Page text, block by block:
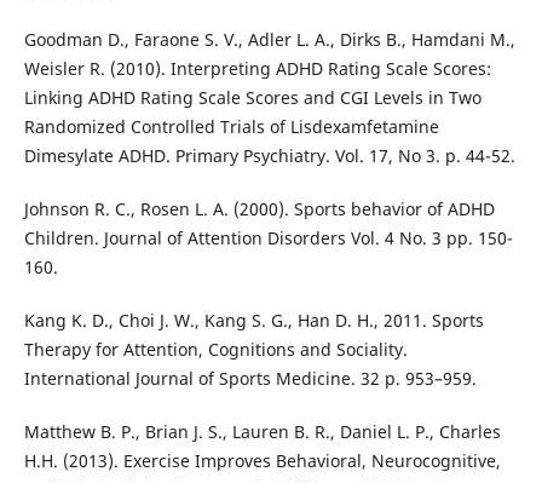
Goodman D., Faraone S. V., Adler L. A., Dirks B., Hamdani M.,
Weisler R. (2010). Interpreting ADHD Rating Scale Scores:
Linking ADHD Rating Scale Scores and CGI Levels in Two
Randomized Controlled Trials of Lisdexamfetamine
Dimesylate ADHD. Primary Psychiatry. Vol. 17, No 3. p. 44-52.
Johnson R. C., Rosen L. A. (2000). Sports behavior of ADHD
Children. Journal of Attention Disorders Vol. 4 No. 3 pp. 150-
160.
Kang K. D., Choi J. W., Kang S. G., Han D. H., 2011. Sports
Therapy for Attention, Cognitions and Sociality.
International Journal of Sports Medicine. 32 p. 953–959.
Matthew B. P., Brian J. S., Lauren B. R., Daniel L. P., Charles
H.H. (2013). Exercise Improves Behavioral, Neurocognitive,